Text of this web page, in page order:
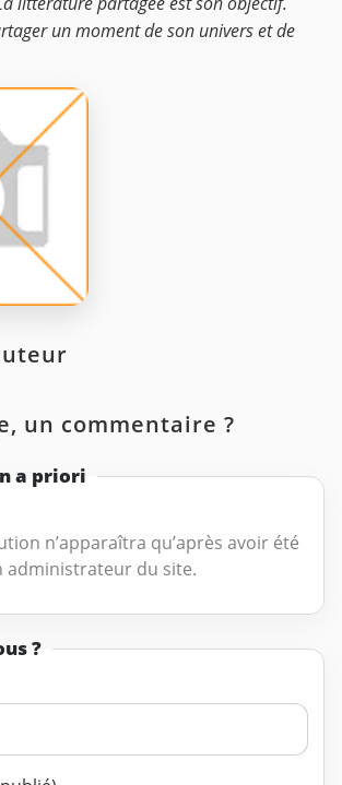
un moment de son univers et de
un commentaire ?
a priori
n’apparaîtra qu’après avoir été
administrateur du site.
?